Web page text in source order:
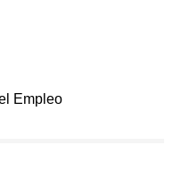
Empleo